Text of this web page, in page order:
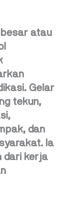
besar atau
Gelar
tekun,
dan
Ia
dari kerja